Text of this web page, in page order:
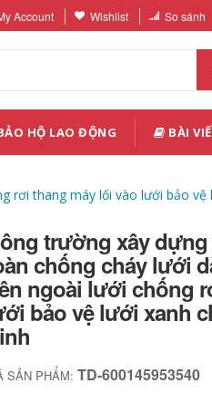
Account Wishlist So sánh
HỘ LAO ĐỘNG BÀI
rơi thang máy lối vào lưới bảo
trường xây
chống cháy lưới
ngoài lưới chống
bảo vệ lưới xanh
SẢN PHẨM:TD-600145953540